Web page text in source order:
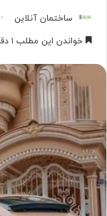
ساختمان آنلاین
خواندن این مطلب ۱ دقیقه زمان میبرد